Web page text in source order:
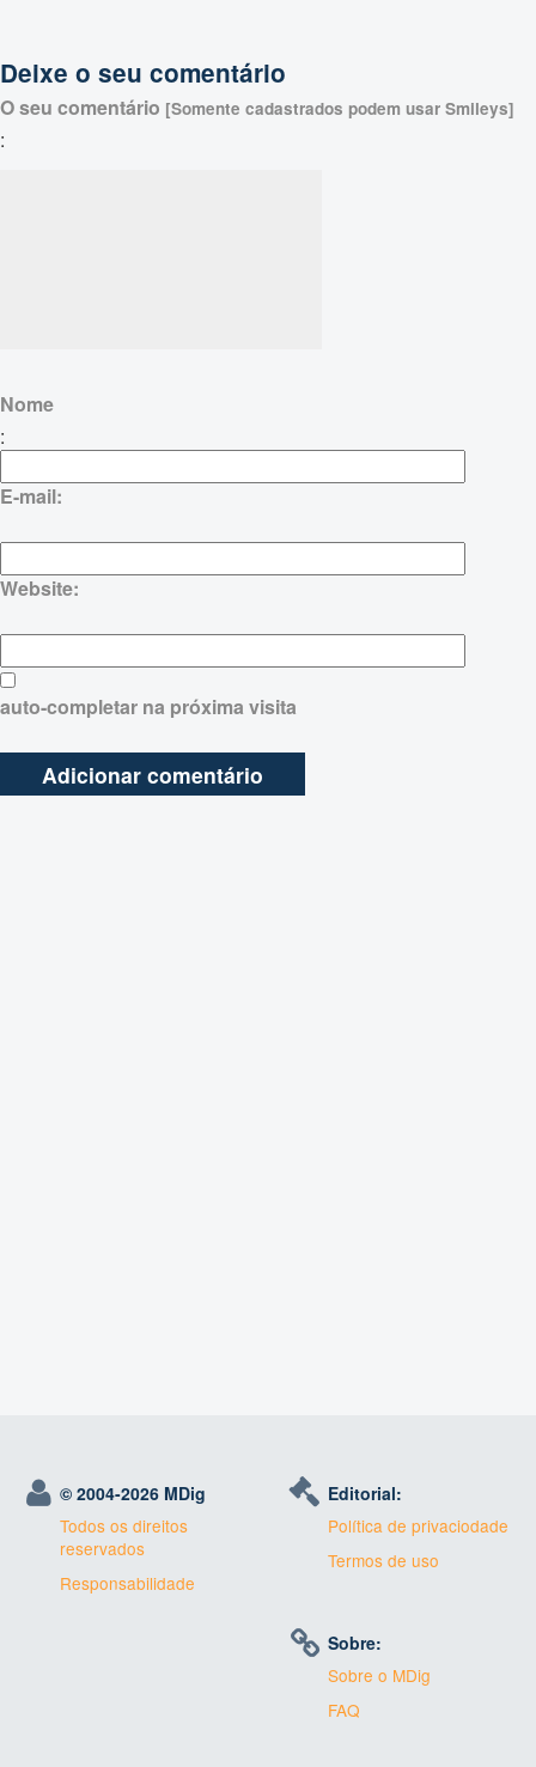
Deixe o seu comentário
O seu comentário [Somente cadastrados podem usar Smileys]
:
Nome
:
E-mail:
Website:
auto-completar na próxima visita
© 2004-2026 MDig
Todos os direitos
reservados
Responsabilidade
Editorial:
Política de privaciodade
Termos de uso
Sobre:
Sobre o MDig
FAQ